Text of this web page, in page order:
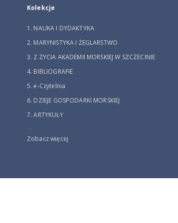
Kolekcje
1. NAUKA I DYDAKTYKA
2. MARYNISTYKA I ŻEGLARSTWO
3. Z ŻYCIA AKADEMII MORSKIEJ W SZCZECINIE
4. BIBLIOGRAFIE
5. e-Czytelnia
6. DZIEJE GOSPODARKI MORSKIEJ
7. ARTYKUŁY
...
Zobacz więcej